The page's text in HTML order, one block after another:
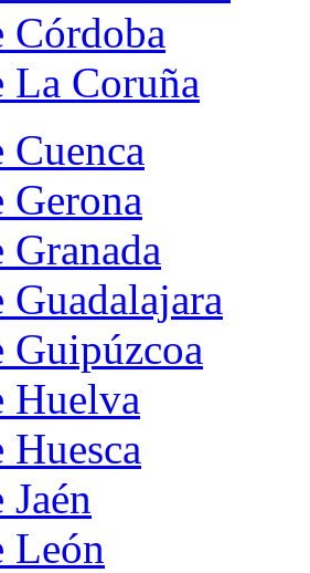
Córdoba
La Coruña
Cuenca
Gerona
Granada
Guadalajara
Guipúzcoa
Huelva
Huesca
León